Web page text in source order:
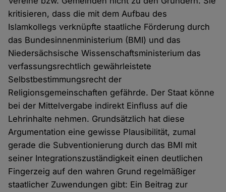
kritisieren, dass die mit dem Aufbau des
Islamkollegs verknüpfte staatliche Förderung durch
das Bundesinnenministerium (BMI) und das
Niedersächsische Wissenschaftsministerium das
verfassungsrechtlich gewährleistete
Selbstbestimmungsrecht der
Religionsgemeinschaften gefährde. Der Staat könne
bei der Mittelvergabe indirekt Einfluss auf die
Lehrinhalte nehmen. Grundsätzlich hat diese
Argumentation eine gewisse Plausibilität, zumal
gerade die Subventionierung durch das BMI mit
seiner Integrationszuständigkeit einen deutlichen
Fingerzeig auf den wahren Grund regelmäßiger
staatlicher Zuwendungen gibt: Ein Beitrag zur